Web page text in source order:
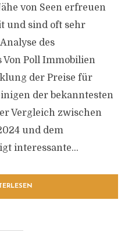
von Seen erfreuen
und sind oft sehr
des
Poll Immobilien
der Preise für
der bekanntesten
Vergleich zwischen
und dem
interessante...